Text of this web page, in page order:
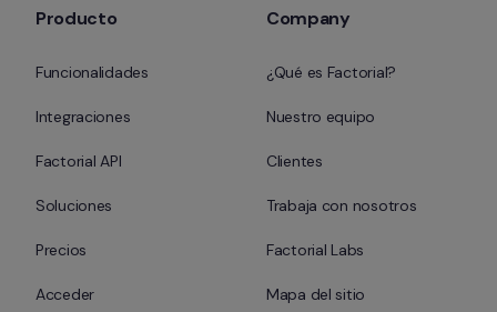
Producto
Funcionalidades
Integraciones
Factorial API
Soluciones
Precios
Acceder
Company
¿Qué es Factorial?
Nuestro equipo
Clientes
Trabaja con nosotros
Factorial Labs
Mapa del sitio